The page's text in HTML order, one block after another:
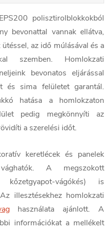
EPS200 polisztirolblokkokból
bevonattal vannak ellátva,
az idő múlásával és a
szemben. Homlokzati
bevonatos eljárással
és sima felületet garantál.
hatása a homlokzaton
pedig megkönnyíti az
a szerelési időt.
keretlécek és panelek
A megszokott
kőzetgyapot-vágókés) is
illesztésekhez homlokzati
használata ajánlott. A
információkat a mellékelt